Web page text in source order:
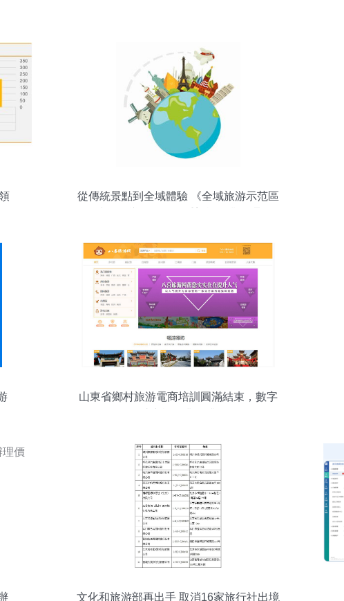
從傳統景點到全域體驗 《全域旅游示范區
山東省鄉村旅游電商培訓圓滿結束，數字
文化和旅游部再出手 取消16家旅行社出境